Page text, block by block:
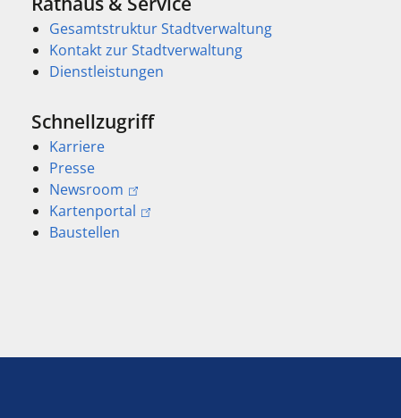
Gesamtstruktur Stadtverwaltung
Kontakt zur Stadtverwaltung
Dienstleistungen
Schnellzugriff
Karriere
Presse
Newsroom
Kartenportal
Baustellen